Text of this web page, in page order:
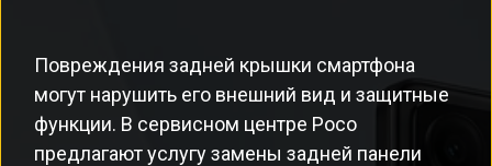
Повреждения задней крышки смартфона
могут нарушить его внешний вид и защитные
функции. В сервисном центре Poco
предлагают услугу замены задней панели